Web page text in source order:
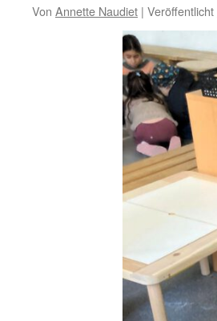
Von Annette Naudiet | Veröffentlicht